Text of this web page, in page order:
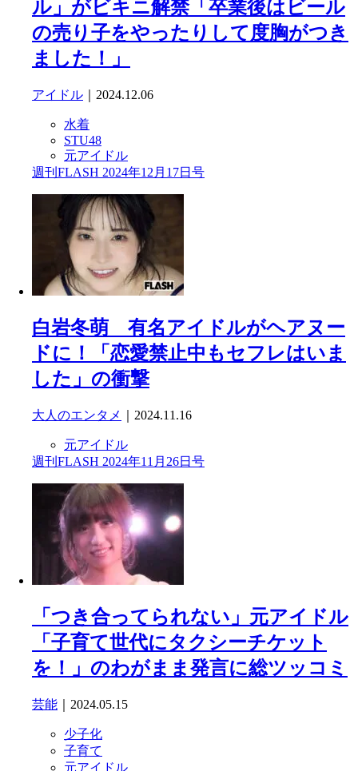
ル」がビキニ解禁「卒業後はビール
の売り子をやったりして度胸がつき
ました！」
アイドル ｜2024.12.06
水着
STU48
元アイドル
週刊FLASH 2024年12月17日号
白岩冬萌 有名アイドルがヘアヌー
ドに！「恋愛禁止中もセフレはいま
した」の衝撃
大人のエンタメ ｜2024.11.16
元アイドル
週刊FLASH 2024年11月26日号
「つき合ってられない」元アイドル
「子育て世代にタクシーチケット
を！」のわがまま発言に総ツッコミ
芸能 ｜2024.05.15
少子化
子育て
元アイドル